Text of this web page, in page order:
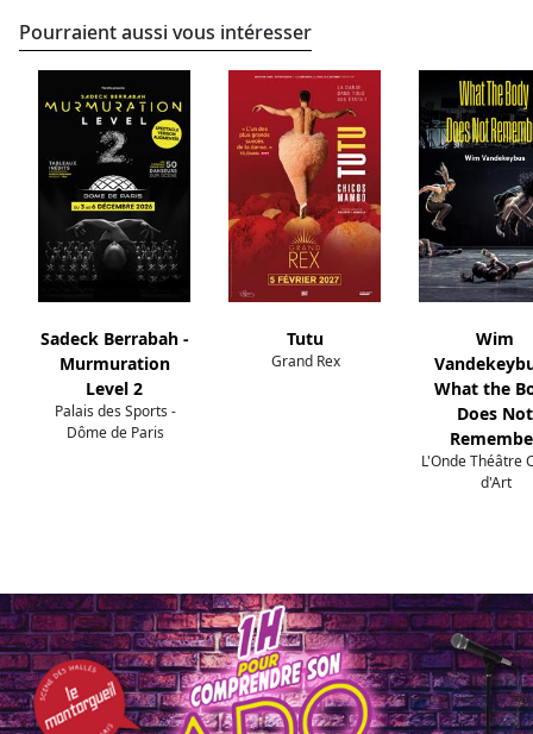
Pourraient aussi vous intéresser
Sadeck Berrabah -
Murmuration
Level 2
Palais des Sports -
Dôme de Paris
Tutu
Grand Rex
Wim
What the
Does Not
L'Onde Théâtre
d'Art